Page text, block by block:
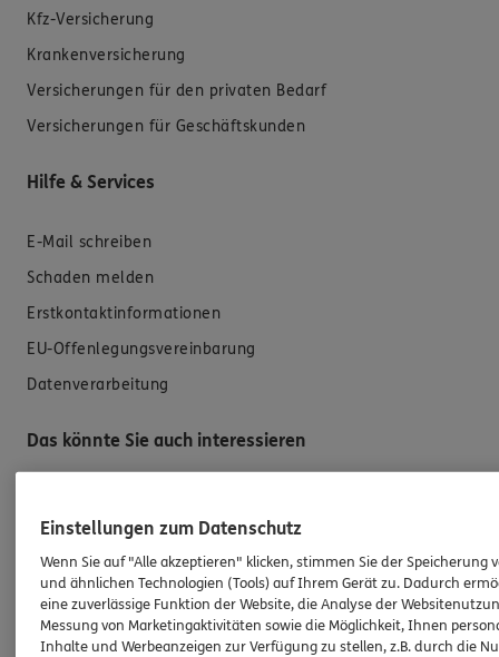
Kfz-Versicherung
Krankenversicherung
Versicherungen für den privaten Bedarf
Versicherungen für Geschäftskunden
Hilfe & Services
E-Mail schreiben
Schaden melden
Erstkontaktinformationen
EU-Offenlegungsvereinbarung
Datenverarbeitung
Das könnte Sie auch interessieren
Referenzen
Standorte
Sponsoring
Kooperationspartner
Einstellungen zum Datenschutz
Wenn Sie auf "Alle akzeptieren" klicken, stimmen Sie der Speicherung
und ähnlichen Technologien (Tools) auf Ihrem Gerät zu. Dadurch
eine zuverlässige Funktion der Website, die Analyse der
Messung von Marketingaktivitäten sowie die Möglichkeit, Ihnen
Inhalte und Werbeanzeigen zur Verfügung zu stellen, z.B. durch die